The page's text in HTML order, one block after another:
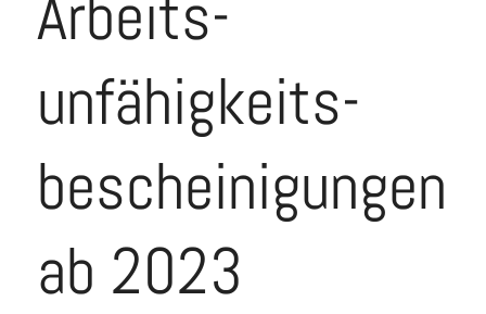
unfähigkeits­
bescheini­gungen
ab 2023